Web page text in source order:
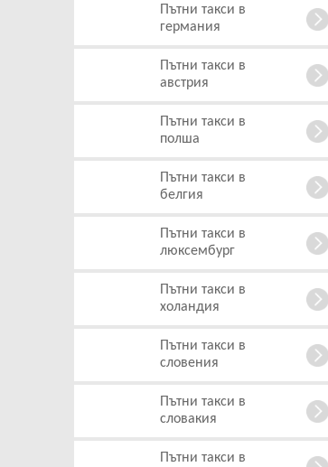
Пътни такси в
германия
Пътни такси в
австрия
Пътни такси в
полша
Пътни такси в
белгия
Пътни такси в
люксембург
Пътни такси в
холандия
Пътни такси в
словения
Пътни такси в
cловакия
Пътни такси в